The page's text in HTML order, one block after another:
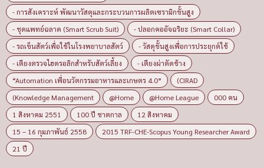
- การสังเคราะห์ พัฒนาวัสดุและกระบวนการผลิตเซรามิกขั้นสูง
- ชุดแพทย์ฉลาด (Smart Scrub Suit)
- ปลอกคออัจฉริยะ (Smart Collar)
- รถเข็นสัตว์เพื่อใช้ในโรงพยาบาลสัตว์
- วัสดุขั้นสูงเพื่อการประยุกต์ใช้
- เตียงตรวจไฮดรอลิกสำหรับสัตว์เลี้ยง
- เตียงผ่าตัดช้าง
“Automation เพื่อนวัตกรรมอาหารและเกษตร 4.0”
(CIRAD
(Knowledge Management
@Home @Home League
000 คน
1 สิงหาคม 2551
100 ปี ชาตกาล
12 สิงหาคม
15 – 16 กุมภาพันธ์ 2558
2015 TRF-CHE-Scopus Young Researcher Award
21 ปี